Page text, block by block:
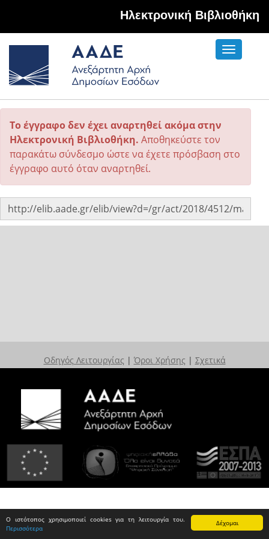
Δέχομαι
Ο ιστότοπος χρησιμοποιεί cookies για τη λειτουργία του.
Περισσότερα
Hλεκτρονική Βιβλιοθήκη
Toggle
Το έγγραφο δεν έχει αναρτηθεί ακόμα στην
Ηλεκτρονική Βιβλιοθήκη. Αποθηκεύστε τον
παρακάτω σύνδεσμο ώστε να έχετε πρόσβαση στο
έγγραφο αυτό όταν αναρτηθεί.
Οδηγός Λειτουργίας | Όροι Χρήσης | Σχετικά